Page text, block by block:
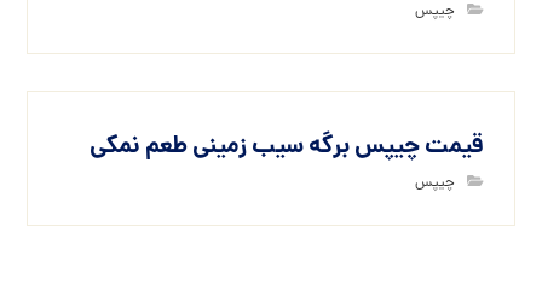
چیپس
قیمت چیپس برگه سیب زمینی طعم نمکی
چیپس